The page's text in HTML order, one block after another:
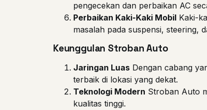
pengecekan dan perbaikan AC
Perbaikan Kaki-Kaki Mobil Kaki-
masalah pada suspensi, steering,
Keunggulan Stroban Auto
Jaringan Luas Dengan cabang
terbaik di lokasi yang dekat.
Teknologi Modern Stroban Auto
kualitas tinggi.